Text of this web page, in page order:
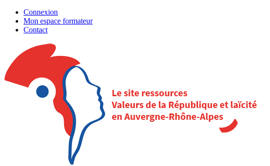
Connexion
Mon espace formateur
Contact